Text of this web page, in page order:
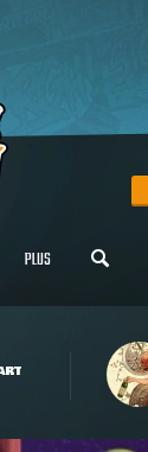
PLUS